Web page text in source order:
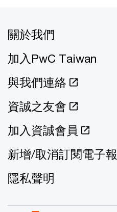
關於我們
加入PwC Taiwan
與我們連絡
資誠之友會
加入資誠會員
新增/取消訂閱電子報
隱私聲明